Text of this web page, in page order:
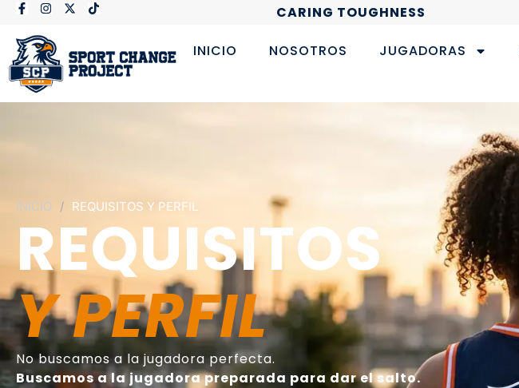
CARING TOUGHNESS
INICIO NOSOTROS JUGADORAS
INICIO / REQUISITOS Y PERFIL
REQUISITOS
Y PERFIL
No buscamos a la jugadora perfecta.
Buscamos a la jugadora preparada para dar el salto.